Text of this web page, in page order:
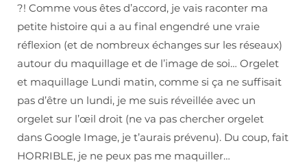
?! Comme vous êtes d’accord, je vais raconter ma
petite histoire qui a au final engendré une vraie
réflexion (et de nombreux échanges sur les réseaux)
autour du maquillage et de l’image de soi… Orgelet
et maquillage Lundi matin, comme si ça ne suffisait
pas d’être un lundi, je me suis réveillée avec un
orgelet sur l’œil droit (ne va pas chercher orgelet
dans Google Image, je t’aurais prévenu). Du coup, fait
HORRIBLE, je ne peux pas me maquiller…